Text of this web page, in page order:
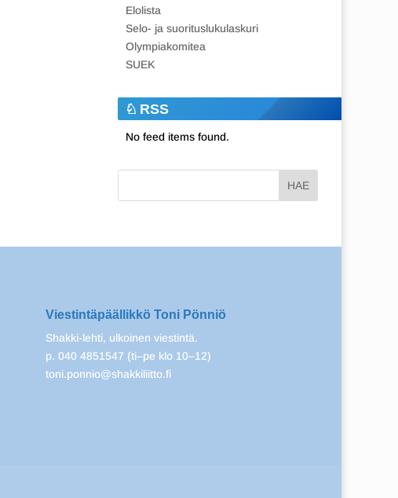
Elolista
Selo- ja suorituslukulaskuri
Olympiakomitea
SUEK
RSS
No feed items found.
Viestintäpäällikkö Toni Pönniö
Shakki-lehti, ulkoinen viestintä.
p. 040 4851547 (ti–pe klo 10–12)
toni.ponnio@shakkiliitto.fi